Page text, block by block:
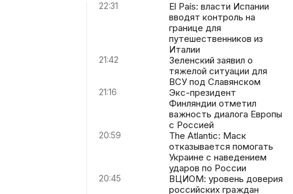
22:31
El País: власти Испании
вводят контроль на
границе для
путешественников из
Италии
21:42
Зеленский заявил о
тяжелой ситуации для
ВСУ под Славянском
21:16
Экс-президент
Финляндии отметил
важность диалога Европы
с Россией
20:59
The Atlantic: Маск
отказывается помогать
Украине с наведением
ударов по России
20:45
ВЦИОМ: уровень доверия
российских граждан